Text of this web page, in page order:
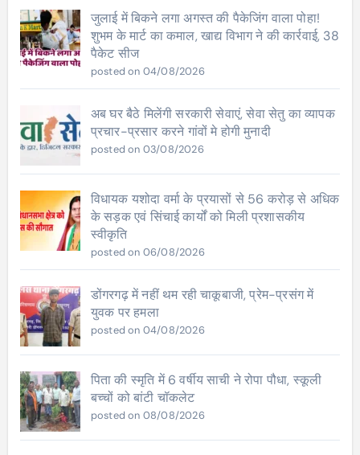
जुलाई में बिकने लगा अगस्त की पैकेजिंग वाला पोहा!
शुभम के मार्ट का कमाल, खाद्य विभाग ने की कार्रवाई, 38
पैकेट सीज
posted on 04/08/2026
अब घर बैठे मिलेंगी सरकारी सेवाएं, सेवा सेतु का व्यापक
प्रचार-प्रसार करने गांवों मे होगी मुनादी
posted on 03/08/2026
विधायक यशोदा वर्मा के प्रयासों से 56 करोड़ से अधिक
के सड़क एवं सिंचाई कार्यों को मिली प्रशासकीय
स्वीकृति
posted on 06/08/2026
डोंगरगढ़ में नहीं थम रही चाकूबाजी, प्रेम-प्रसंग में
युवक पर हमला
posted on 04/08/2026
पिता की स्मृति में 6 वर्षीय साची ने रोपा पौधा, स्कूली
बच्चों को बांटी चॉकलेट
posted on 08/08/2026